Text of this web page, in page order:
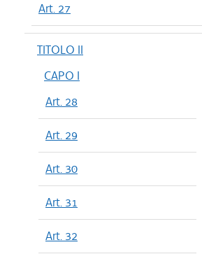
Art. 27
TITOLO II
CAPO I
Art. 28
Art. 29
Art. 30
Art. 31
Art. 32